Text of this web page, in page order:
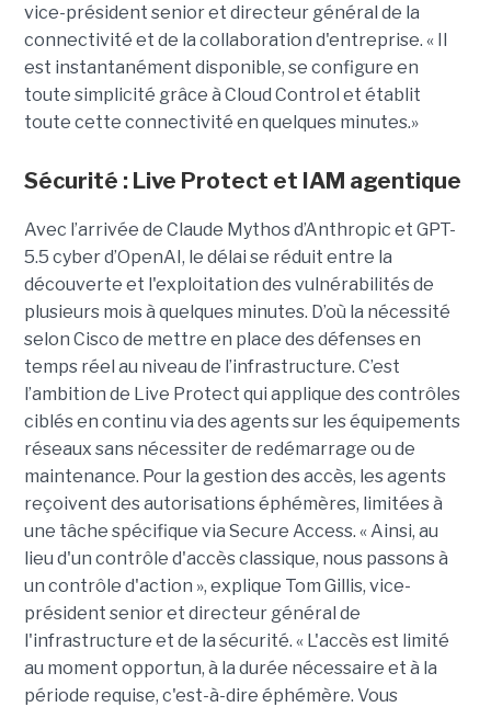
vice-président senior et directeur général de la
connectivité et de la collaboration d'entreprise. « Il
est instantanément disponible, se configure en
toute simplicité grâce à Cloud Control et établit
toute cette connectivité en quelques minutes.»
Sécurité : Live Protect et IAM agentique
Avec l’arrivée de Claude Mythos d’Anthropic et GPT-
5.5 cyber d’OpenAI, le délai se réduit entre la
découverte et l'exploitation des vulnérabilités de
plusieurs mois à quelques minutes. D’où la nécessité
selon Cisco de mettre en place des défenses en
temps réel au niveau de l’infrastructure. C’est
l’ambition de Live Protect qui applique des contrôles
ciblés en continu via des agents sur les équipements
réseaux sans nécessiter de redémarrage ou de
maintenance. Pour la gestion des accès, les agents
reçoivent des autorisations éphémères, limitées à
une tâche spécifique via Secure Access. « Ainsi, au
lieu d'un contrôle d'accès classique, nous passons à
un contrôle d'action », explique Tom Gillis, vice-
président senior et directeur général de
l'infrastructure et de la sécurité. « L'accès est limité
au moment opportun, à la durée nécessaire et à la
période requise, c'est-à-dire éphémère. Vous